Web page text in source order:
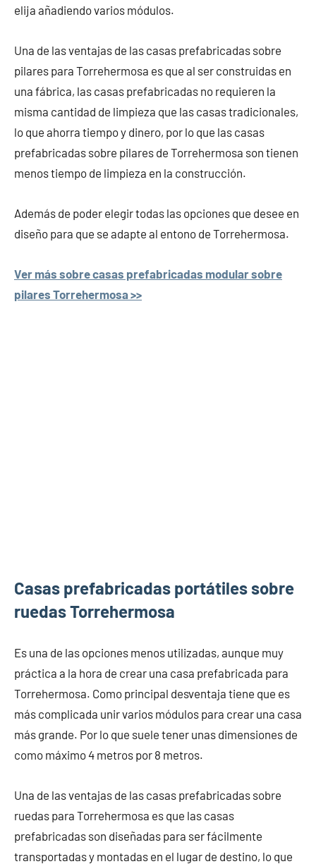
elija añadiendo varios módulos.
Una de las ventajas de las casas prefabricadas sobre
pilares para Torrehermosa es que al ser construidas en
una fábrica, las casas prefabricadas no requieren la
misma cantidad de limpieza que las casas tradicionales,
lo que ahorra tiempo y dinero, por lo que las casas
prefabricadas sobre pilares de Torrehermosa son tienen
menos tiempo de limpieza en la construcción.
Además de poder elegir todas las opciones que desee en
diseño para que se adapte al entono de Torrehermosa.
Ver más sobre casas prefabricadas modular sobre
pilares Torrehermosa >>
Casas prefabricadas portátiles sobre
ruedas Torrehermosa
Es una de las opciones menos utilizadas, aunque muy
práctica a la hora de crear una casa prefabricada para
Torrehermosa. Como principal desventaja tiene que es
más complicada unir varios módulos para crear una casa
más grande. Por lo que suele tener unas dimensiones de
como máximo 4 metros por 8 metros.
Una de las ventajas de las casas prefabricadas sobre
ruedas para Torrehermosa es que las casas
prefabricadas son diseñadas para ser fácilmente
transportadas y montadas en el lugar de destino, lo que